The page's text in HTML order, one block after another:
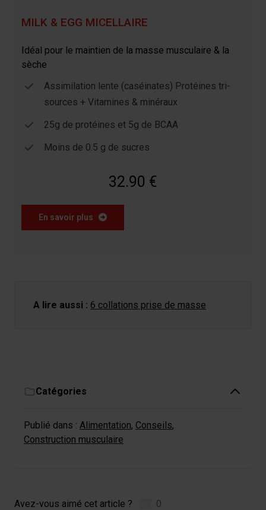
MILK & EGG MICELLAIRE
Idéal pour le maintien de la masse musculaire & la
sèche
Assimilation lente (caséinates) Protéines tri-
sources + Vitamines & minéraux
25g de protéines et 5g de BCAA
Moins de 0.5 g de sucres
32.90 €
En savoir plus
A lire aussi : 6 collations prise de masse
Catégories
Publié dans : Alimentation, Conseils,
Construction musculaire
Avez-vous aimé cet article ? 0